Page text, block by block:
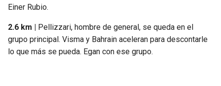
Einer Rubio.
2.6 km | Pellizzari, hombre de general, se queda en el
grupo principal. Visma y Bahrain aceleran para descontarle
lo que más se pueda. Egan con ese grupo.